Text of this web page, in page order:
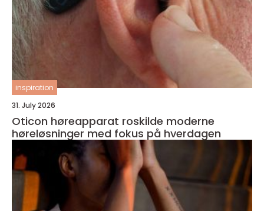
inspiration
31. July 2026
Oticon høreapparat roskilde moderne
høreløsninger med fokus på hverdagen